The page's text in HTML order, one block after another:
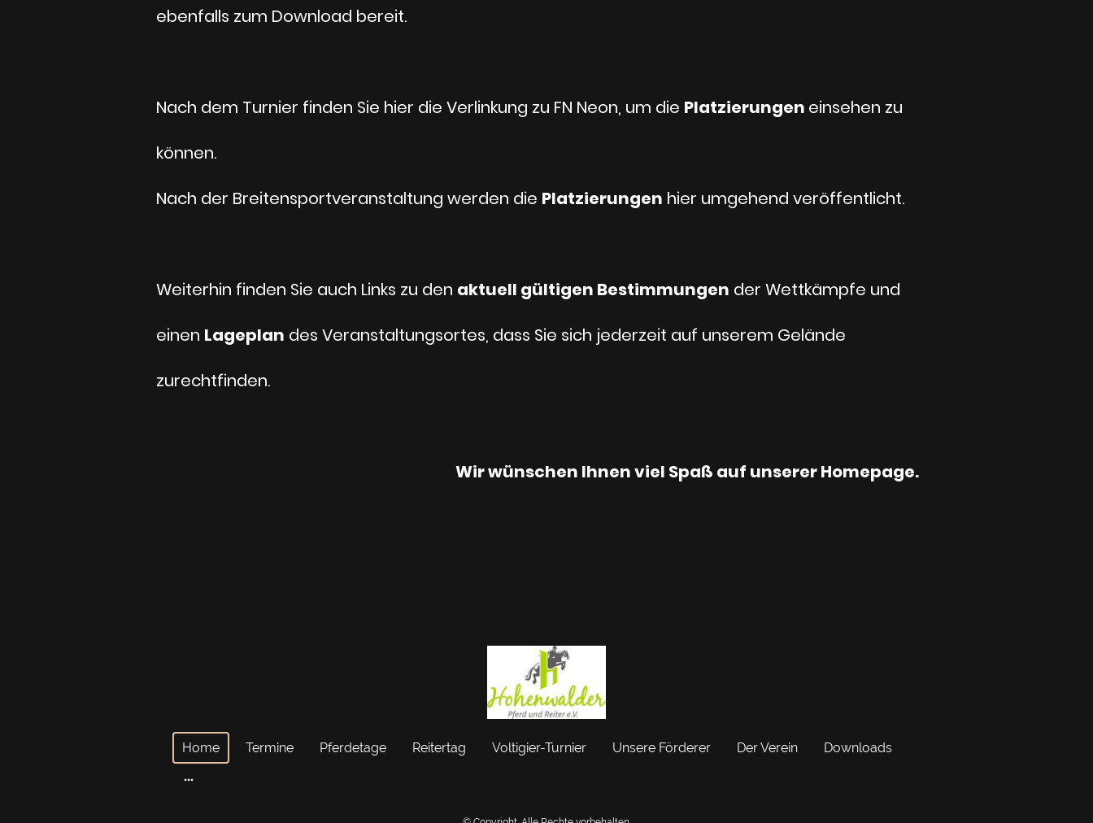
ebenfalls zum Download bereit.
Nach dem Turnier finden Sie hier die Verlinkung zu FN Neon, um die Platzierungen einsehen zu
können.
Nach der Breitensportveranstaltung werden die Platzierungen hier umgehend veröffentlicht.
Weiterhin finden Sie auch Links zu den aktuell gültigen Bestimmungen der Wettkämpfe und
einen Lageplan des Veranstaltungsortes, dass Sie sich jederzeit auf unserem Gelände
zurechtfinden.
Wir wünschen Ihnen viel Spaß auf unserer Homepage.
Home Termine Pferdetage Reitertag Voltigier-Turnier Unsere Förderer Der Verein Downloads